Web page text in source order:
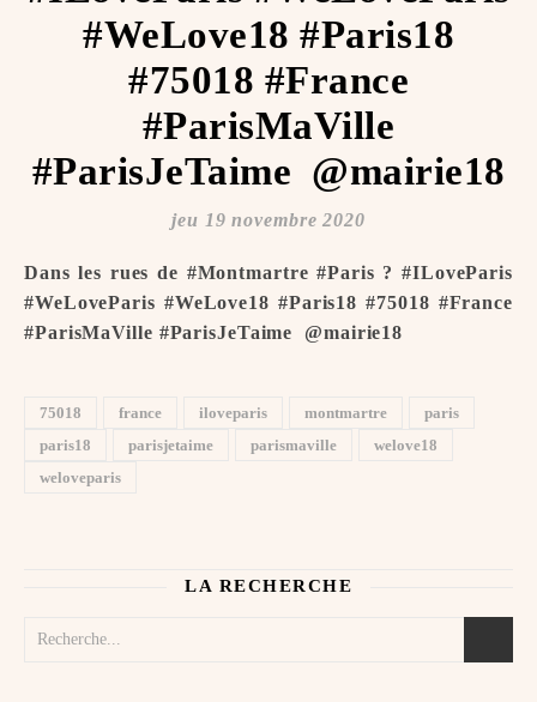
#WeLove18 #Paris18
#75018 #France
#ParisMaVille
#ParisJeTaime ️ @mairie18
jeu 19 novembre 2020
Dans les rues de #Montmartre #Paris ? #ILoveParis
#WeLoveParis #WeLove18 #Paris18 #75018 #France
#ParisMaVille #ParisJeTaime ️ @mairie18
75018 france iloveparis montmartre
paris
paris18
parisjetaime parismaville
welove18
weloveparis
LA RECHERCHE